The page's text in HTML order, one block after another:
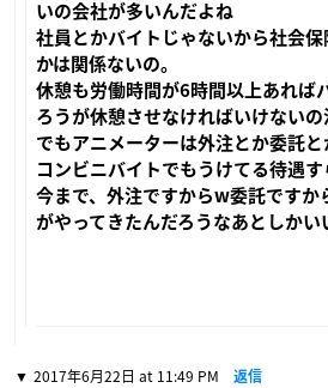
いの会社が多いんだよね
社員とかバイトじゃないから社会
かは関係ないの。
休憩も労働時間が6時間以上あれば
ろうが休憩させなければいけないの
でもアニメーターは外注とか委託
コンビニバイトでもうけてる待遇す
今まで、外注ですからw委託ですか
がやってきたんだろうなあとしかい
2017年6月22日 at 11:49 PM 返信